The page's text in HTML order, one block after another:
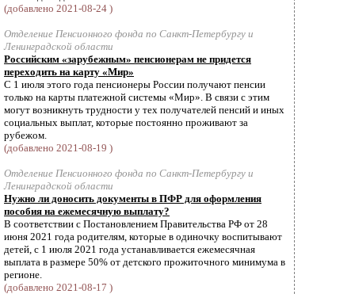
(добавлено 2021-08-24 )
Отделение Пенсионного фонда по Санкт-Петербургу и
Ленинградской области
Российским «зарубежным» пенсионерам не придется
переходить на карту «Мир»
С 1 июля этого года пенсионеры России получают пенсии
только на карты платежной системы «Мир». В связи с этим
могут возникнуть трудности у тех получателей пенсий и иных
социальных выплат, которые постоянно проживают за
рубежом.
(добавлено 2021-08-19 )
Отделение Пенсионного фонда по Санкт-Петербургу и
Ленинградской области
Нужно ли доносить документы в ПФР для оформления
пособия на ежемесячную выплату?
В соответствии с Постановлением Правительства РФ от 28
июня 2021 года родителям, которые в одиночку воспитывают
детей, с 1 июля 2021 года устанавливается ежемесячная
выплата в размере 50% от детского прожиточного минимума в
регионе.
(добавлено 2021-08-17 )